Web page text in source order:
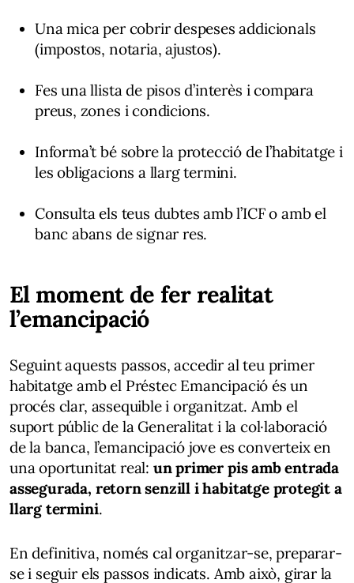
Una mica per cobrir despeses addicionals
(impostos, notaria, ajustos).
Fes una llista de pisos d’interès i compara
preus, zones i condicions.
Informa’t bé sobre la protecció de l’habitatge i
les obligacions a llarg termini.
Consulta els teus dubtes amb l’ICF o amb el
banc abans de signar res.
El moment de fer realitat
l’emancipació
Seguint aquests passos, accedir al teu primer
habitatge amb el Préstec Emancipació és un
procés clar, assequible i organitzat. Amb el
suport públic de la Generalitat i la col·laboració
de la banca, l’emancipació jove es converteix en
una oportunitat real: un primer pis amb entrada
assegurada, retorn senzill i habitatge protegit a
llarg termini.
En definitiva, només cal organitzar-se, preparar-
se i seguir els passos indicats. Amb això, girar la